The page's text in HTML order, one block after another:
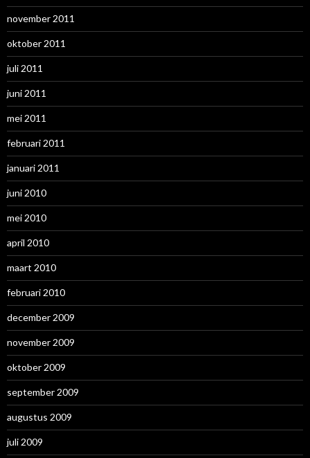
november 2011
oktober 2011
juli 2011
juni 2011
mei 2011
februari 2011
januari 2011
juni 2010
mei 2010
april 2010
maart 2010
februari 2010
december 2009
november 2009
oktober 2009
september 2009
augustus 2009
juli 2009